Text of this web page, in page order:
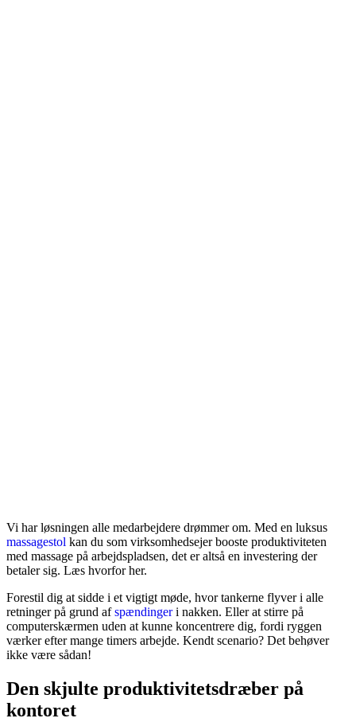
Vi har løsningen alle medarbejdere drømmer om. Med en luksus
massagestol kan du som virksomhedsejer booste produktiviteten
med massage på arbejdspladsen, det er altså en investering der
betaler sig. Læs hvorfor her.
Forestil dig at sidde i et vigtigt møde, hvor tankerne flyver i alle
retninger på grund afspændingeri nakken. Eller at stirre på
computerskærmen uden at kunne koncentrere dig, fordi ryggen
værker efter mange timers arbejde. Kendt scenario? Det behøver
ikke være sådan!
Den skjulte produktivitetsdræber på
kontoret